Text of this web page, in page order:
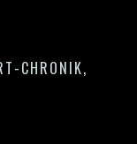
CHRONIK,